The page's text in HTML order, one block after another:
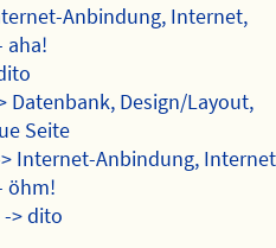
Anbindung, Internet,
aha!
Datenbank, Design/Layout,
Seite
Internet-Anbindung,
öhm!
> dito